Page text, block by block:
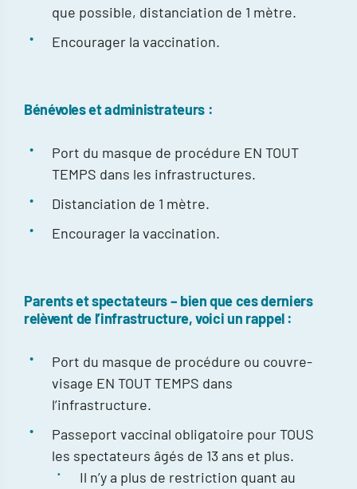
que possible, distanciation de 1 mètre.
Encourager la vaccination.
Bénévoles et administrateurs :
Port du masque de procédure EN TOUT
TEMPS dans les infrastructures.
Distanciation de 1 mètre.
Encourager la vaccination.
Parents et spectateurs – bien que ces derniers
relèvent de l’infrastructure, voici un rappel :
Port du masque de procédure ou couvre-
visage EN TOUT TEMPS dans
l’infrastructure.
Passeport vaccinal obligatoire pour TOUS
les spectateurs âgés de 13 ans et plus.
Il n’y a plus de restriction quant au